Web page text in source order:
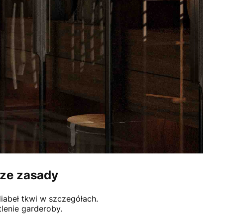
zasady
tkwi w szczegółach.
garderoby.